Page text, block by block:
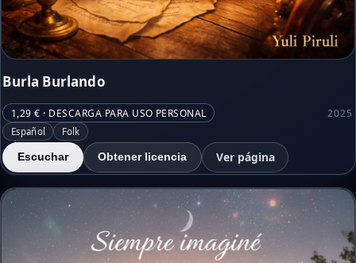
Burla Burlando
1,29 € · DESCARGA PARA USO PERSONAL 2025
Español Folk
Escuchar Obtener licencia Ver página